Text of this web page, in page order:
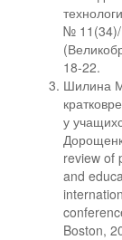
№ 11(34)/
18-22.
Шилина
у
review of
and
Boston,